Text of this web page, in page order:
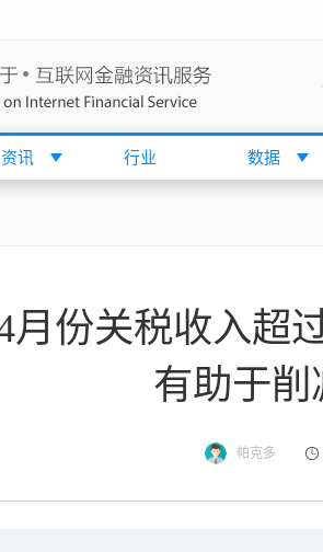
资讯 行业 数据
月份关税收入超
有助于
帕克多